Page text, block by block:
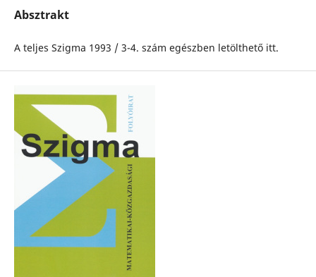
Absztrakt
A teljes Szigma 1993 / 3-4. szám egészben letölthető itt.